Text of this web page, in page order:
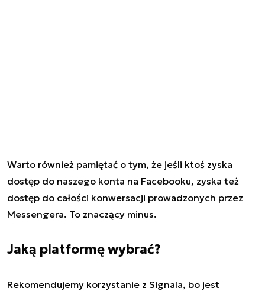
Warto również pamiętać o tym, że jeśli ktoś zyska
dostęp do naszego konta na Facebooku, zyska też
dostęp do całości konwersacji prowadzonych przez
Messengera. To znaczący minus.
Jaką platformę wybrać?
Rekomendujemy korzystanie z Signala, bo jest